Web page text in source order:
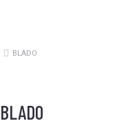
Estás aquí:
BLADO
BLADO